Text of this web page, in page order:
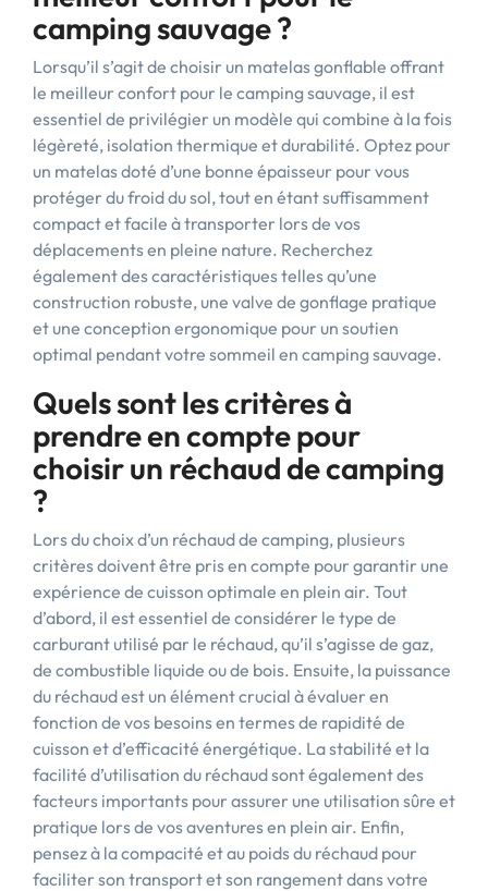
camping sauvage ?
Lorsqu’il s’agit de choisir un matelas gonflable offrant
le meilleur confort pour le camping sauvage, il est
essentiel de privilégier un modèle qui combine à la fois
légèreté, isolation thermique et durabilité. Optez pour
un matelas doté d’une bonne épaisseur pour vous
protéger du froid du sol, tout en étant suffisamment
compact et facile à transporter lors de vos
déplacements en pleine nature. Recherchez
également des caractéristiques telles qu’une
construction robuste, une valve de gonflage pratique
et une conception ergonomique pour un soutien
optimal pendant votre sommeil en camping sauvage.
Quels sont les critères à
prendre en compte pour
choisir un réchaud de camping
?
Lors du choix d’un réchaud de camping, plusieurs
critères doivent être pris en compte pour garantir une
expérience de cuisson optimale en plein air. Tout
d’abord, il est essentiel de considérer le type de
carburant utilisé par le réchaud, qu’il s’agisse de gaz,
de combustible liquide ou de bois. Ensuite, la puissance
du réchaud est un élément crucial à évaluer en
fonction de vos besoins en termes de rapidité de
cuisson et d’efficacité énergétique. La stabilité et la
facilité d’utilisation du réchaud sont également des
facteurs importants pour assurer une utilisation sûre et
pratique lors de vos aventures en plein air. Enfin,
pensez à la compacité et au poids du réchaud pour
faciliter son transport et son rangement dans votre